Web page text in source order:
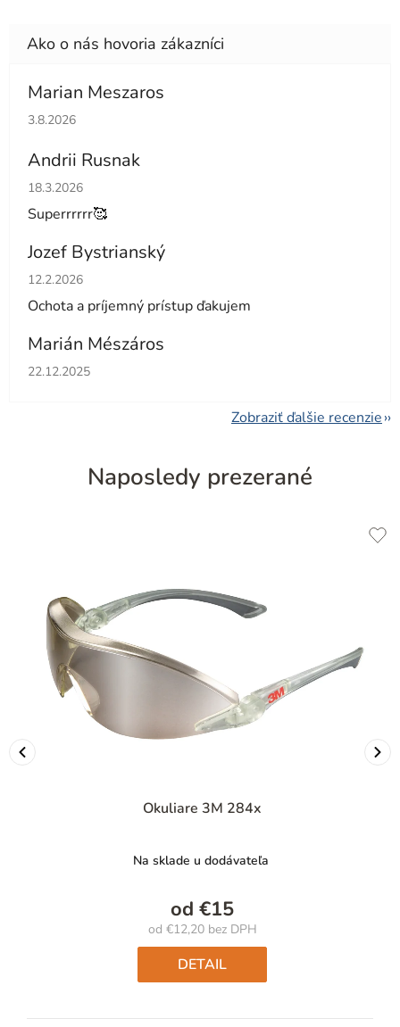
Marian Meszaros
Hodnotenie obchodu je 5 z 5 hviezdičiek.
3.8.2026
Andrii Rusnak
Hodnotenie obchodu je 5 z 5 hviezdičiek.
18.3.2026
Superrrrrr🥰
Jozef Bystrianský
Hodnotenie obchodu je 5 z 5 hviezdičiek.
12.2.2026
Ochota a príjemný prístup ďakujem
Marián Mészáros
Hodnotenie obchodu je 5 z 5 hviezdičiek.
22.12.2025
Zobraziť ďalšie recenzie
Naposledy prezerané
Okuliare 3M 284x
Na sklade u dodávateľa
od €15
od €12,20bez DPH
Jednotková
cena:
DETAIL